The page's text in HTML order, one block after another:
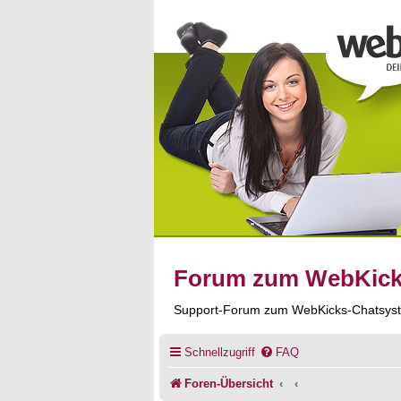
Forum zum
Support-Forum zum WebKicks-
Schnellzugriff FAQ
Foren-Übersicht